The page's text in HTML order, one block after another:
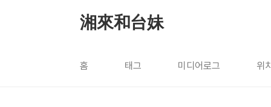
湘來和台妹
홈 태그 미디어로그 위